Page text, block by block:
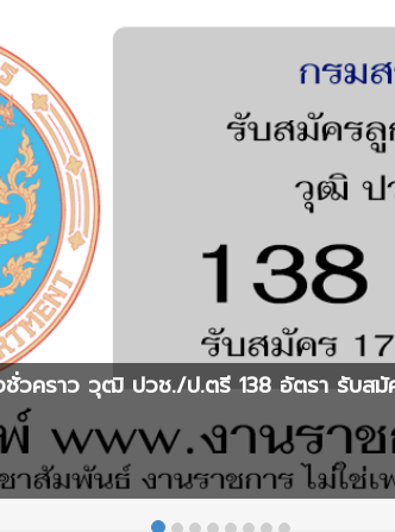
วคราว วุฒิ ปวช./ป.ตรี 138 อัตรา รับสมั